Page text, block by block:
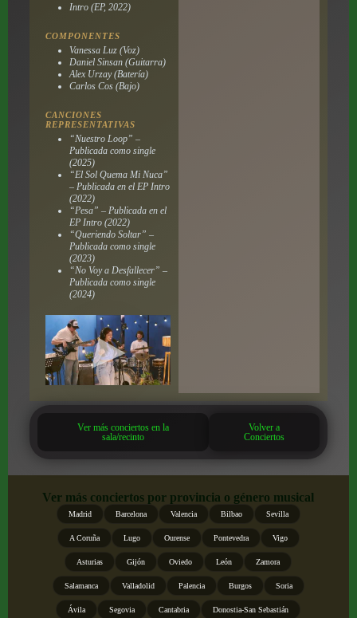
Intro(EP, 2022)
COMPONENTES
Vanessa Luz (Voz)
Daniel Sinsan (Guitarra)
Alex Urzay (Batería)
Carlos Cos (Bajo)
CANCIONES
REPRESENTATIVAS
“Nuestro Loop” –
Publicada como single
(2025)
“El Sol Quema Mi Nuca”
– Publicada en el EP Intro
(2022)
“Pesa” – Publicada en el
EP Intro(2022)
“Queriendo Soltar” –
Publicada como single
(2023)
“No Voy a Desfallecer” –
Publicada como single
(2024)
Ver más conciertos en la
sala/recinto
Volver a
Conciertos
Ver más conciertos por provincia o género musical
Madrid Barcelona Valencia Bilbao Sevilla
A Coruña Lugo Ourense Pontevedra Vigo
Asturias Gijón Oviedo León Zamora
Salamanca Valladolid Palencia Burgos Soria
Ávila Segovia Cantabria Donostia-San Sebastián